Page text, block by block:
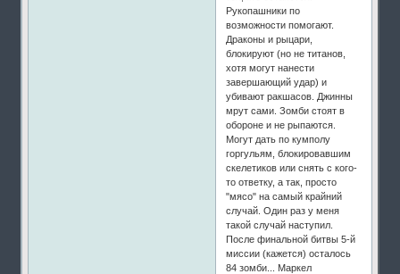
Рукопашники по
возможности помогают.
Драконы и рыцари,
блокируют (но не титанов,
хотя могут нанести
завершающий удар) и
убивают ракшасов. Джинны
мрут сами. Зомби стоят в
обороне и не рыпаются.
Могут дать по кумполу
горгульям, блокировавшим
скелетиков или снять с кого-
то ответку, а так, просто
"мясо" на самый крайний
случай. Один раз у меня
такой случай наступил.
После финальной битвы 5-й
миссии (кажется) осталось
84 зомби... Маркел